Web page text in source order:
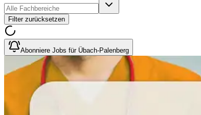
Filter zurücksetzen
Abonniere Jobs für Übach-Palenberg